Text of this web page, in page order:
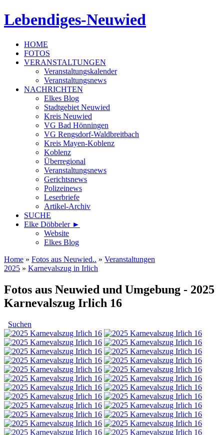
Lebendiges-Neuwied
HOME
FOTOS
VERANSTALTUNGEN
Veranstaltungskalender
Veranstaltungsnews
NACHRICHTEN
Elkes Blog
Stadtgebiet Neuwied
Kreis Neuwied
VG Bad Hönningen
VG Rengsdorf-Waldbreitbach
Kreis Mayen-Koblenz
Koblenz
Überregional
Veranstaltungsnews
Gerichtsnews
Polizeinews
Leserbriefe
Artikel-Archiv
SUCHE
Elke Döbbeler ►
Website
Elkes Blog
Home » Fotos aus Neuwied.. » Veranstaltungen
2025 » Karnevalszug in Irlich
Fotos aus Neuwied und Umgebung - 2025
Karnevalszug Irlich 16
Suchen